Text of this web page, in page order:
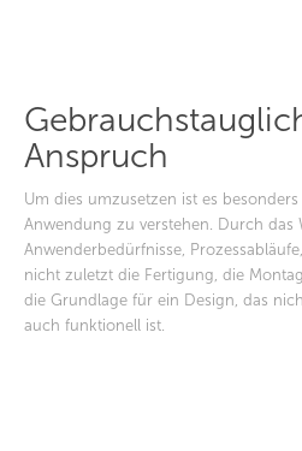
Anspruch
Um dies umzusetzen ist es
Anwendung zu verstehen. Durch das
Anwenderbedürfnisse,
nicht zuletzt die Fertigung, die
die Grundlage für ein Design, das
auch funktionell ist.